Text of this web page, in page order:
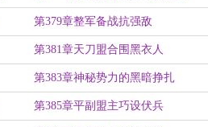
第379章整军备战抗强敌
第381章天刀盟合围黑衣人
第383章神秘势力的黑暗挣扎
第385章平副盟主巧设伏兵